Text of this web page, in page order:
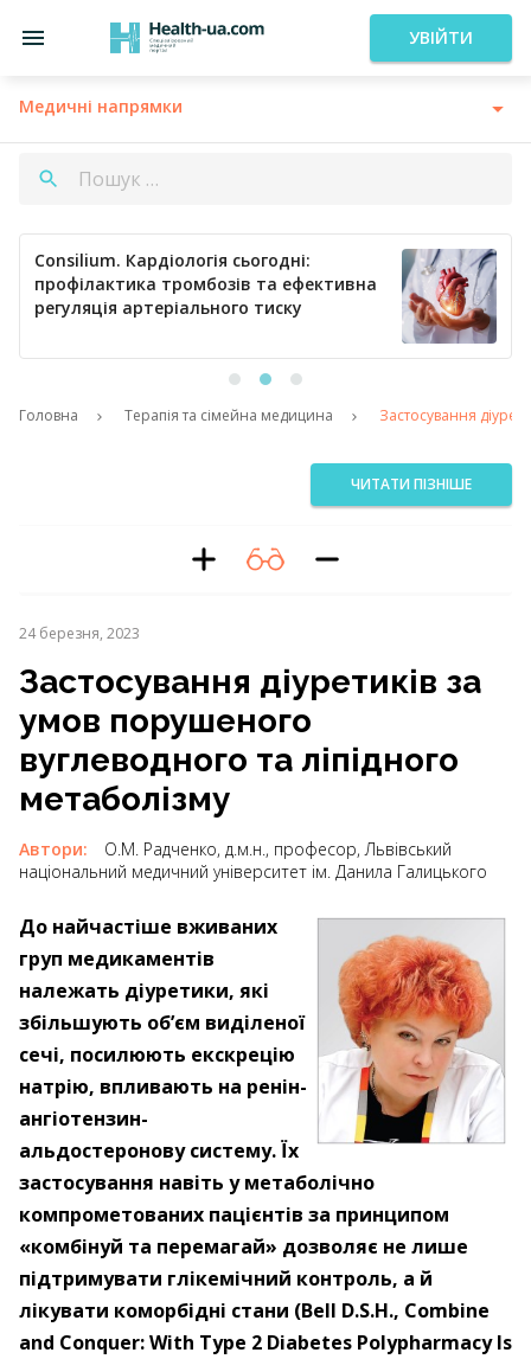
УВІЙТИ
Медичні напрямки
Consilium. Кардіологія сьогодні:
профілактика тромбозів та ефективна
регуляція артеріального тиску
Головна Терапія та сімейна медицина Застосування
ЧИТАТИ ПІЗНІШЕ
24 березня, 2023
Застосування діуретиків за
умов порушеного
вуглеводного та ліпідного
метаболізму
Автори:
О.М. Радченко, д.м.н., професор, Львівський
національний медичний університет ім. Данила Галицького
До найчастіше вживаних
груп медикаментів
належать діуретики, які
збільшують об’єм виділеної
сечі, посилюють екскрецію
натрію, впливають на ренін-
ангіотензин-
альдостеронову систему. Їх
застосування навіть у метаболічно
компрометованих пацієнтів за принципом
«комбінуй та перемагай» дозволяє не лише
підтримувати глікемічний контроль, а й
лікувати коморбідні стани (Bell D.S.H., Combine
and Conquer: With Type 2 Diabetes Polypharmacy Is